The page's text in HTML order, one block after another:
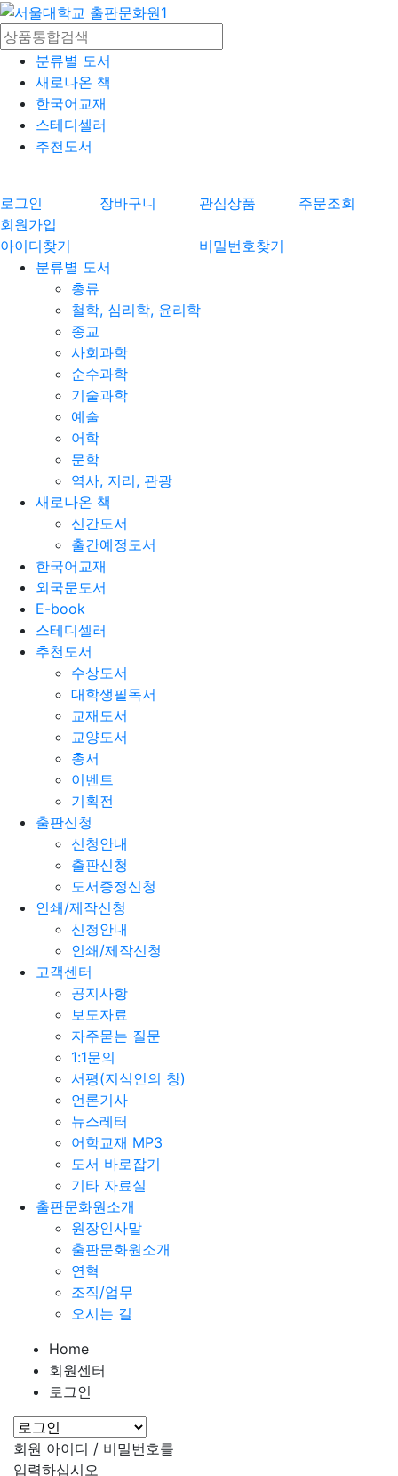
분류별 도서
새로나온 책
한국어교재
스테디셀러
추천도서
로그인 장바구니 관심상품
주문조회
회원가입
아이디찾기
비밀번호찾기
분류별 도서
총류
철학, 심리학, 윤리학
종교
사회과학
순수과학
기술과학
예술
어학
문학
역사, 지리, 관광
새로나온 책
신간도서
출간예정도서
한국어교재
외국문도서
E-book
스테디셀러
추천도서
수상도서
대학생필독서
교재도서
교양도서
총서
이벤트
기획전
출판신청
신청안내
출판신청
도서증정신청
인쇄/제작신청
신청안내
인쇄/제작신청
고객센터
공지사항
보도자료
자주묻는 질문
1:1문의
서평(지식인의 창)
언론기사
뉴스레터
어학교재 MP3
도서 바로잡기
기타 자료실
출판문화원소개
원장인사말
출판문화원소개
연혁
조직/업무
오시는 길
Home
회원센터
로그인
회원 아이디 / 비밀번호를
입력하십시오